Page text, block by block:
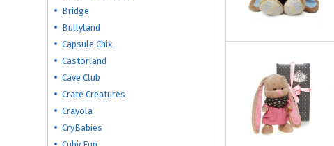
Bridge
Bullyland
Capsule Chix
Castorland
Cave Club
Crate Creatures
Crayola
CryBabies